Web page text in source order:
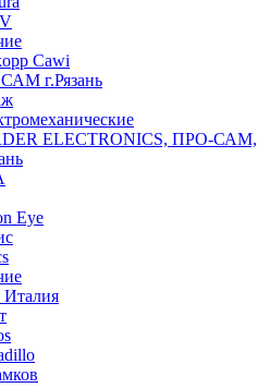
Cawi
г.Рязань
ELECTRONICS, ПРО-САМ,
Eye
Италия